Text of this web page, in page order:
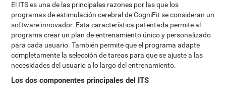
El ITS es una de las principales razones por las que los
programas de estimulación cerebral de CogniFit se consideran un
software innovador. Esta característica patentada permite al
programa crear un plan de entrenamiento único y personalizado
para cada usuario. También permite que el programa adapte
completamente la selección de tareas para que se ajuste a las
necesidades del usuario a lo largo del entrenamiento.
Los dos componentes principales del ITS